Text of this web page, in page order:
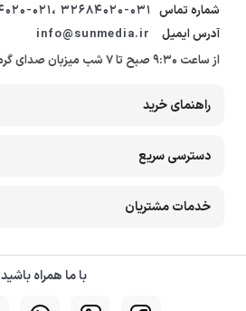
شماره تماس 32684020-031 ،88854020-021
آدرس ایمیل
از ساعت 9:30 صبح تا 7 شب میزبان صدای گرمتان هستیم
راهنمای خرید
دسترسی سریع
خدمات مشتریان
با ما همراه باشید